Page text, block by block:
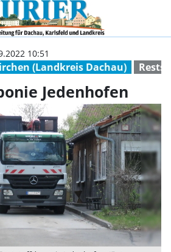
(Landkreis Dachau)
10:51
Jedenhofen